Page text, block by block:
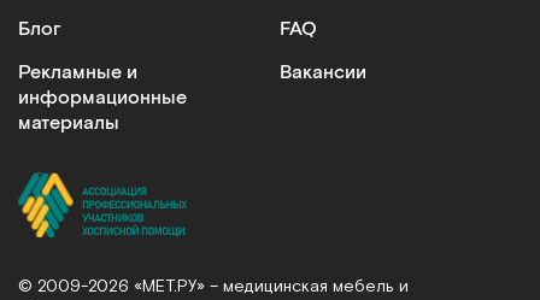
Блог
Рекламные и
информационные
материалы
FAQ
Вакансии
© 2009-2026 «МЕТ.РУ» – медицинская мебель и